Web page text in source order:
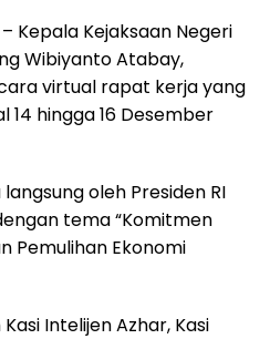
Kepala Kejaksaan Negeri
Wibiyanto Atabay,
virtual rapat kerja yang
hingga 16 Desember
oleh Presiden RI
tema “Komitmen
Pemulihan Ekonomi
Intelijen Azhar, Kasi